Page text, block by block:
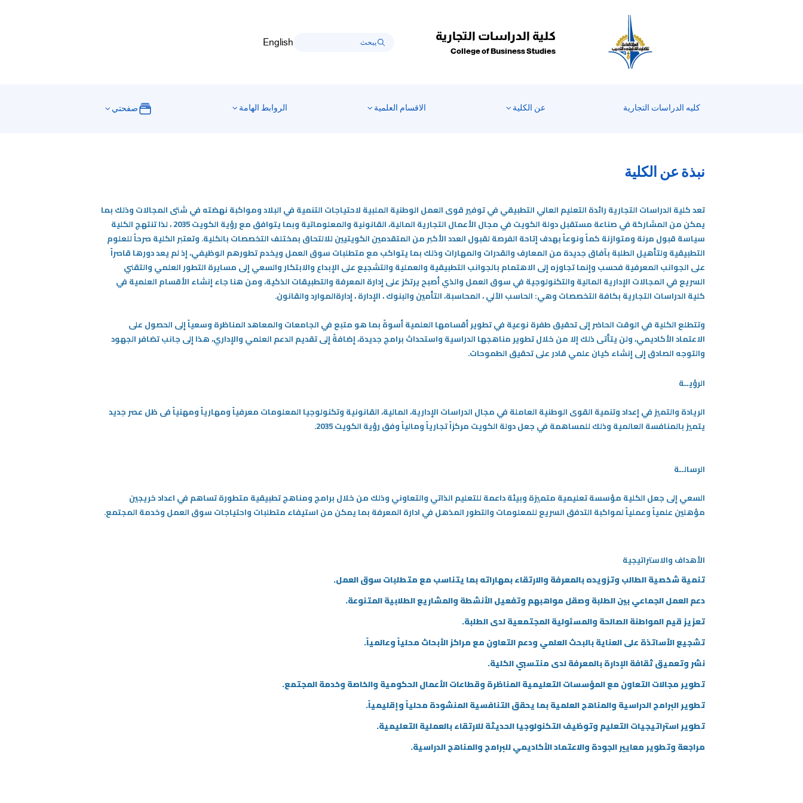
كلية الدراسات التجارية
College of Business Studies
English
كليه الدراسات التجارية عن الكلية الاقسام العلمية الروابط الهامة صفحتي
نبذة عن الكلية
تعد كلية الدراسات التجارية رائدة التعليم العالي التطبيقي في توفير قوى العمل الوطنية الملبية لاحتياجات التنمية في البلاد ومواكبة نهضته في شتى المجالات وذلك بما
يمكن من المشاركة في صناعة مستقبل دولة الكويت في مجال الأعمال التجارية المالية، القانونية والمعلوماتية وبما يتوافق مع رؤية الكويت 2035 ، لذا تنتهج الكلية
سياسة قبول مرنة ومتوازنة كماً ونوعاً بهدف إتاحة الفرصة لقبول العدد الأكبر من المتقدمين الكويتيين للالتحاق بمختلف التخصصات بالكلية. وتعتبر الكلية صرحاً للعلوم
التطبيقية ولتأهيل الطلبة بآفاق جديدة من المعارف والقدرات والمهارات وذلك بما يتواكب مع متطلبات سوق العمل ويخدم تطورهم الوظيفي، إذ لم يعد دورها قاصراً
على الجوانب المعرفية فحسب وإنما تجاوزه إلى الاهتمام بالجوانب التطبيقية والعملية والتشجيع على الإبداع والابتكار والسعي إلى مسايرة التطور العلمي والتقني
السريع في المجالات الإدارية المالية والتكنولوجية في سوق العمل والذي أصبح يرتكز على إدارة المعرفة والتطبيقات الذكية، ومن هنا جاء إنشاء الأقسام العلمية في
كلية الدراسات التجارية بكافة التخصصات وهي: الحاسب الآلي ، المحاسبة، التأمين والبنوك ، الإدارة ، إدارةالموارد والقانون.
وتتطلع الكلية في الوقت الحاضر إلى تحقيق طفرة نوعية في تطوير أقسامها العلمية أسوةً بما هو متبع في الجامعات والمعاهد المناظرة وسعياً إلى الحصول على
الاعتماد الأكاديمي، ولن يتأتى ذلك إلا من خلال تطوير مناهجها الدراسية واستحداث برامج جديدة، إضافةً إلى تقديم الدعم العلمي والإداري، هذا إلى جانب تضافر الجهود
والتوجه الصادق إلى إنشاء كيان علمي قادر على تحقيق الطموحات.
الرؤيــة
الريادة والتميز في إعداد وتنمية القوى الوطنية العاملة في مجال الدراسات الإدارية، المالية، القانونية وتكنولوجيا المعلومات معرفياً ومهارياً ومهنياً فى ظل عصر جديد
يتميز بالمنافسة العالمية وذلك للمساهمة في جعل دولة الكويت مركزاً تجارياً ومالياً وفق رؤية الكويت 2035.
الرسالــة
السعي إلى جعل الكلية مؤسسة تعليمية متميزة وبيئة داعمة للتعليم الذاتي والتعاوني وذلك من خلال برامج ومناهج تطبيقية متطورة تساهم في اعداد خريجين
مؤهلين علمياً وعملياً لمواكبة التدفق السريع للمعلومات والتطور المذهل في ادارة المعرفة بما يمكن من استيفاء متطلبات واحتياجات سوق العمل وخدمة المجتمع.
الأهداف والاستراتيجية
تنمية شخصية الطالب وتزويده بالمعرفة والارتقاء بمهاراته بما يتناسب مع متطلبات سوق العمل.
دعم العمل الجماعي بين الطلبة وصقل مواهبهم وتفعيل الأنشطة والمشاريع الطلابية المتنوعة.
تعزيز قيم المواطنة الصالحة والمسئولية المجتمعية لدى الطلبة.
تشجيع الأساتذة على العناية بالبحث العلمي ودعم التعاون مع مراكز الأبحاث محلياً وعالمياً.
نشر وتعميق ثقافة الإدارة بالمعرفة لدى منتسبي الكلية.
تطوير مجالات التعاون مع المؤسسات التعليمية المناظرة وقطاعات الأعمال الحكومية والخاصة وخدمة المجتمع.
تطوير البرامج الدراسية والمناهج العلمية بما يحقق التنافسية المنشودة محلياً وإقليمياً.
تطوير استراتيجيات التعليم وتوظيف التكنولوجيا الحديثة للارتقاء بالعملية التعليمية.
مراجعة وتطوير معايير الجودة والاعتماد الأكاديمي للبرامج والمناهج الدراسية.